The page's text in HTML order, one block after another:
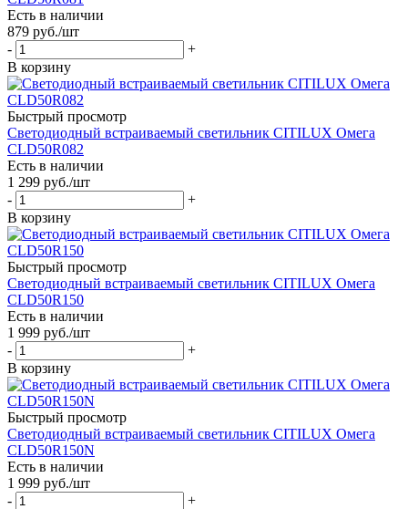
Есть в наличии
879 руб./шт
-
+
В корзину
Быстрый просмотр
Светодиодный встраиваемый светильник CITILUX Омега
CLD50R082
Есть в наличии
1 299 руб./шт
-
+
В корзину
Быстрый просмотр
Светодиодный встраиваемый светильник CITILUX Омега
CLD50R150
Есть в наличии
1 999 руб./шт
-
+
В корзину
Быстрый просмотр
Светодиодный встраиваемый светильник CITILUX Омега
CLD50R150N
Есть в наличии
1 999 руб./шт
-
+